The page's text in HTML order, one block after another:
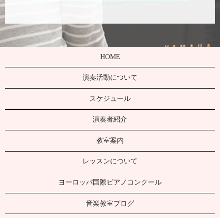
HOME
演奏活動について
スケジュール
演奏者紹介
教室案内
レッスンについて
ヨーロッパ国際ピアノコンクール
音楽教室ブログ